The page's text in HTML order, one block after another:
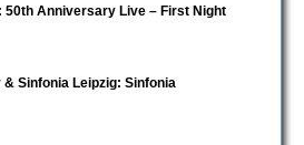
50th Anniversary Live – First Night
& Sinfonia Leipzig: Sinfonia